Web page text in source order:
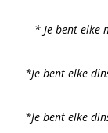
* Je bent elke
*Je bent elke
*Je bent elke